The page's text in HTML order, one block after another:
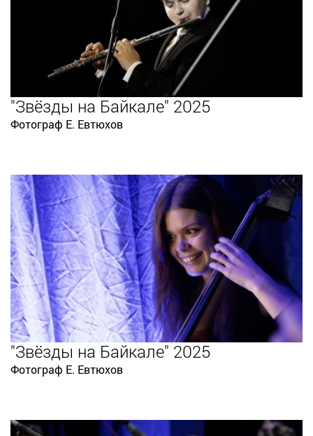
"Звёзды на Байкале" 2025
Фотограф Е. Евтюхов
"Звёзды на Байкале" 2025
Фотограф Е. Евтюхов